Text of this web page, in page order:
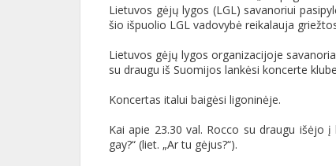
Lietuvos gėjų lygos (LGL) savanoriui
šio išpuolio LGL vadovybė reikalauja
Lietuvos gėjų lygos organizacijoje
su draugu iš Suomijos lankėsi koncerte
Koncertas italui baigėsi ligoninėje.
Kai apie 23.30 val. Rocco su draugu išėjo
gay?“ (liet. „Ar tu gėjus?“).